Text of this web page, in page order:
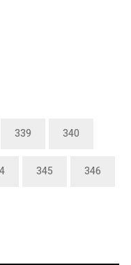
339 340
345 346